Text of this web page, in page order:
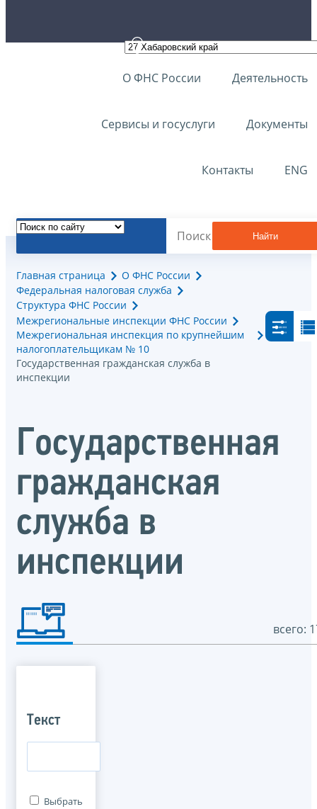
О ФНС России Деятельность
Сервисы и госуслуги Документы
Контакты ENG
Найти
Главная страница
О ФНС России
Федеральная налоговая служба
Структура ФНС России
Межрегиональные инспекции ФНС России
Межрегиональная инспекция по крупнейшим
налогоплательщикам № 10
Государственная гражданская служба в
инспекции
Государственная
гражданская
служба в
инспекции
всего:
Текст
Выбрать